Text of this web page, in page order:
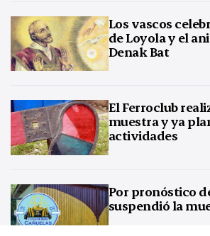
Los vascos
de Loyola y el
Denak Bat
El Ferroclub
muestra y ya
actividades
Por pronóstico
suspendió la